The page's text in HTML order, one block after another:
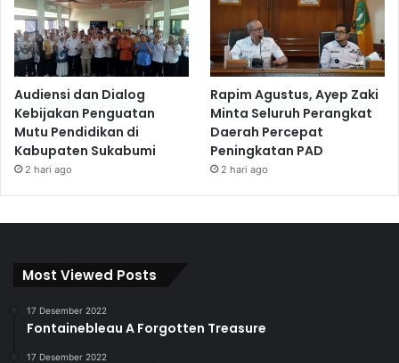
Audiensi dan Dialog
Kebijakan Penguatan
Mutu Pendidikan di
Kabupaten Sukabumi
2 hari ago
Rapim Agustus, Ayep Zaki
Minta Seluruh Perangkat
Daerah Percepat
Peningkatan PAD
2 hari ago
Most Viewed Posts
17 Desember 2022
Fontainebleau A Forgotten Treasure
17 Desember 2022